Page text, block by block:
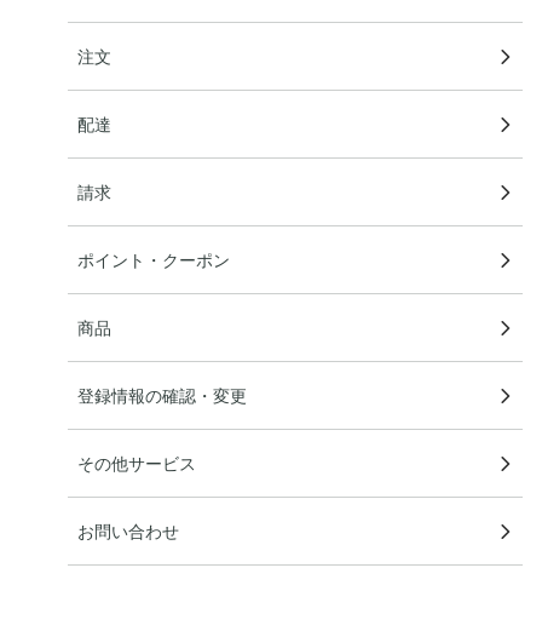
注文
配達
請求
ポイント・クーポン
商品
登録情報の確認・変更
その他サービス
お問い合わせ